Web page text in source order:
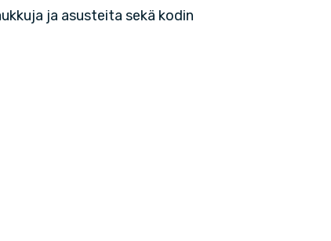
ja asusteita sekä kodin